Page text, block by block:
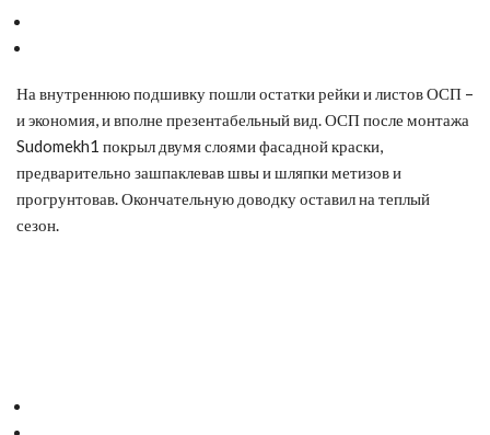
На внутреннюю подшивку пошли остатки рейки и листов ОСП –
и экономия, и вполне презентабельный вид. ОСП после монтажа
Sudomekh1 покрыл двумя слоями фасадной краски,
предварительно зашпаклевав швы и шляпки метизов и
прогрунтовав. Окончательную доводку оставил на теплый
сезон.